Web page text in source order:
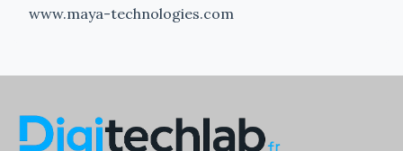
www.maya-technologies.com